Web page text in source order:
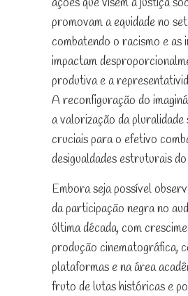
promovam a equidade no
combatendo o racismo e as
impactam
produtiva e a
A reconfiguração do
a valorização da pluralidade
cruciais para o efetivo
desigualdades estruturais do
Embora seja possível
da participação negra no
última década, com
produção cinematográfica,
plataformas e na área
fruto de lutas históricas e